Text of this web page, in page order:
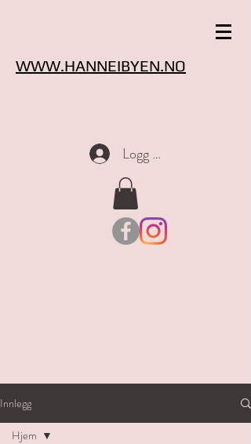
WWW.HANNEIBYEN.NO
Logg inn
Innlegg
Hjem